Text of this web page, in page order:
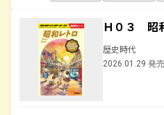
Ｈ０３ 昭
歴史時代
2026.01.29 発売